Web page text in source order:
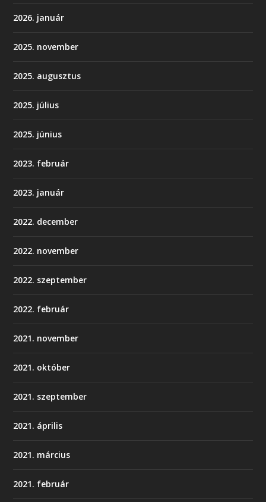
2026. január
2025. november
2025. augusztus
2025. július
2025. június
2023. február
2023. január
2022. december
2022. november
2022. szeptember
2022. február
2021. november
2021. október
2021. szeptember
2021. április
2021. március
2021. február